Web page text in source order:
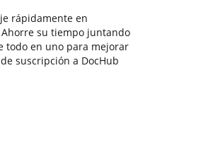
rápidamente en
su tiempo juntando
todo en uno para mejorar
suscripción a DocHub